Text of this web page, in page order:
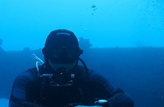
erreichbar.
aufgrund